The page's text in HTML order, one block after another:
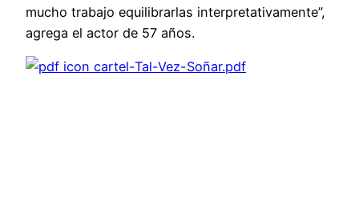
mucho trabajo equilibrarlas interpretativamente”,
agrega el actor de 57 años.
cartel-Tal-Vez-Soñar.pdf